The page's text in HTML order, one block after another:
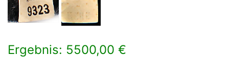
Ergebnis: 5500,00 €